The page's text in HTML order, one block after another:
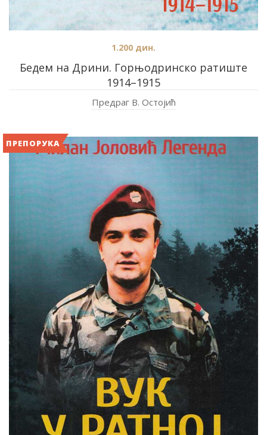
Бедем на Дрини. Горњодринско ратиште
1914–1915
1.200 дин.
Предраг В. Остојић
ПРЕПОРУКА